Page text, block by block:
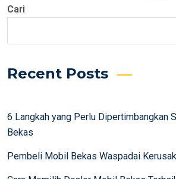
pos
Cari
Recent Posts
6 Langkah yang Perlu Dipertimbangkan
Bekas
Pembeli Mobil Bekas Waspadai